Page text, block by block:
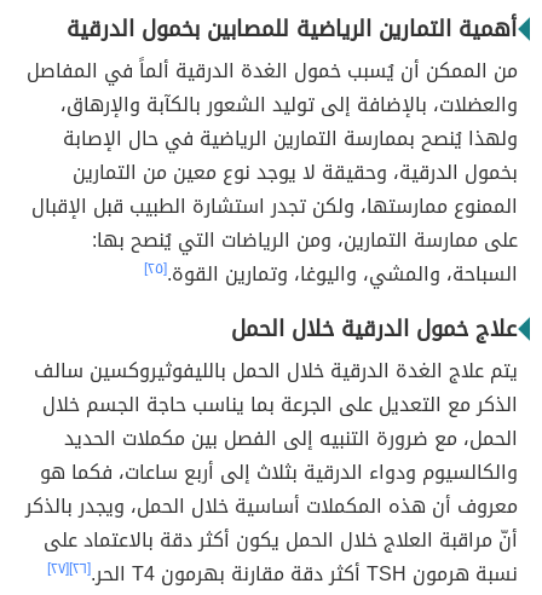
أهمية التمارين الرياضية للمصابين بخمول الدرقية
من الممكن أن يُسبب خمول الغدة الدرقية ألماً في المفاصل
والعضلات، بالإضافة إلى توليد الشعور بالكآبة والإرهاق،
ولهذا يُنصح بممارسة التمارين الرياضية في حال الإصابة
بخمول الدرقية، وحقيقة لا يوجد نوع معين من التمارين
الممنوع ممارستها، ولكن تجدر استشارة الطبيب قبل الإقبال
على ممارسة التمارين، ومن الرياضات التي يُنصح بها:
السباحة، والمشي، واليوغا، وتمارين القوة.[٢٥]
علاج خمول الدرقية خلال الحمل
يتم علاج الغدة الدرقية خلال الحمل بالليفوثيروكسين سالف
الذكر مع التعديل على الجرعة بما يناسب حاجة الجسم خلال
الحمل، مع ضرورة التنبيه إلى الفصل بين مكملات الحديد
والكالسيوم ودواء الدرقية بثلاث إلى أربع ساعات، فكما هو
معروف أن هذه المكملات أساسية خلال الحمل، ويجدر بالذكر
أنّ مراقبة العلاج خلال الحمل يكون أكثر دقة بالاعتماد على
نسبة هرمون TSH أكثر دقة مقارنة بهرمون T4 الحر.
[٢٦] [٢٧]